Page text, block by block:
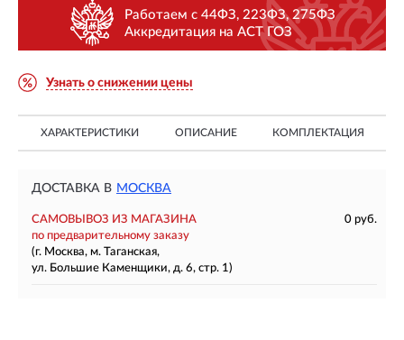
Работаем с 44ФЗ, 223ФЗ, 275ФЗ
Аккредитация на АСТ ГОЗ
Узнать о снижении цены
ХАРАКТЕРИСТИКИ ОПИСАНИЕ КОМПЛЕКТАЦИЯ
ДОСТАВКА В МОСКВА
САМОВЫВОЗ ИЗ МАГАЗИНА
0 руб.
по предварительному заказу
(г. Москва, м. Таганская,
ул. Большие Каменщики, д. 6, стр. 1)